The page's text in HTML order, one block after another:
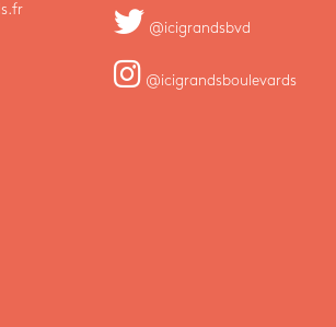
@icigrandsbvd
@icigrandsboulevards